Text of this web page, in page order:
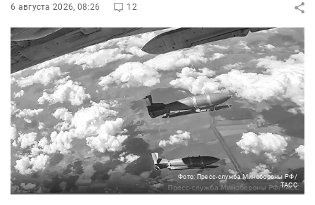
6 августа 2026, 08:26 12
Фото: Пресс-служба Минобороны РФ/
ТАСС